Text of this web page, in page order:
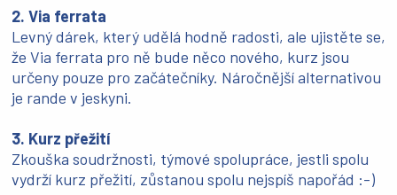
2. Via ferrata
Levný dárek, který udělá hodně radosti, ale ujistěte se,
že Via ferrata pro ně bude něco nového, kurz jsou
určeny pouze pro začátečníky. Náročnější alternativou
je rande v jeskyni.
3. Kurz přežití
Zkouška soudržnosti, týmové spolupráce, jestli spolu
vydrží kurz přežití, zůstanou spolu nejspíš napořád :-)